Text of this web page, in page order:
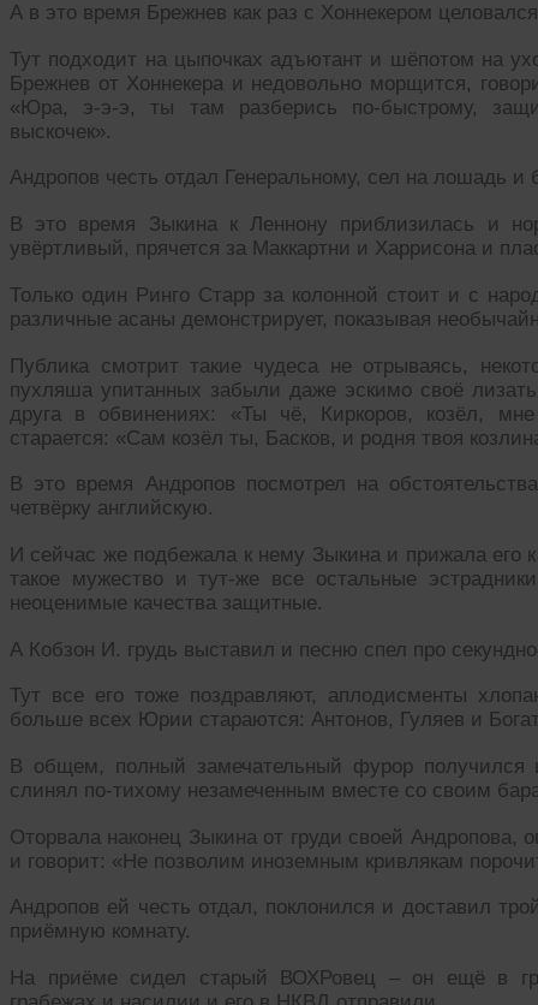
А в это время Брежнев как раз с Хоннекером
Тут подходит на цыпочках адъютант и шёпотом на
Брежнев от Хоннекера и недовольно морщится,
«Юра, э-э-э, ты там разберись по-быстрому,
выскочек».
Андропов честь отдал Генеральному, сел на лошадь
В это время Зыкина к Леннону приблизилась и
увёртливый, прячется за Маккартни и Харрисона и
Только один Ринго Старр за колонной стоит и с
различные асаны демонстрирует, показывая
Публика смотрит такие чудеса не отрываясь,
пухляша упитанных забыли даже эскимо своё
друга в обвинениях: «Ты чё, Киркоров, козёл,
старается: «Сам козёл ты, Басков, и родня твоя
В это время Андропов посмотрел на
четвёрку английскую.
И сейчас же подбежала к нему Зыкина и прижала его к
такое мужество и тут-же все остальные
неоценимые качества защитные.
А Кобзон И. грудь выставил и песню спел про
Тут все его тоже поздравляют, аплодисменты
больше всех Юрии стараются: Антонов, Гуляев и
В общем, полный замечательный фурор
слинял по-тихому незамеченным вместе со своим
Оторвала наконец Зыкина от груди своей Андропова,
и говорит: «Не позволим иноземным кривлякам
Андропов ей честь отдал, поклонился и доставил
приёмную комнату.
На приёме сидел старый ВОХРовец – он ещё в